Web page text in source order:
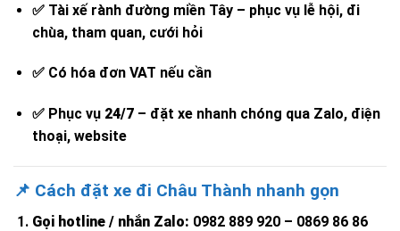
✅ Tài xế rành đường miền Tây – phục vụ lễ hội, đi
chùa, tham quan, cưới hỏi
✅ Có hóa đơn VAT nếu cần
✅ Phục vụ 24/7– đặt xe nhanh chóng qua Zalo, điện
thoại, website
📌 Cách đặt xe đi Châu Thành nhanh gọn
Gọi hotline / nhắn Zalo: 0982 889 920 – 0869 86 86